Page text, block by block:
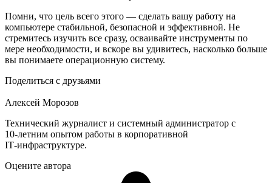
Помни, что цель всего этого — сделать вашу работу на
компьютере стабильной, безопасной и эффективной. Не
стремитесь изучить все сразу, осваивайте инструменты по
мере необходимости, и вскоре вы удивитесь, насколько больше
вы понимаете операционную систему.
Поделиться с друзьями
Алексей Морозов
Технический журналист и системный администратор с
10‑летним опытом работы в корпоративной
IT‑инфраструктуре.
Оцените автора